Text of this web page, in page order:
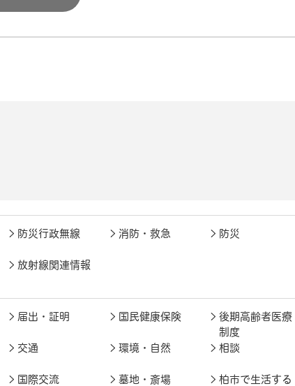
防災行政無線 消防・救急 防災
放射線関連情報
届出・証明 国民健康保険
後期高齢者医療
制度
交通 環境・自然 相談
国際交流 墓地・斎場
柏市で生活する